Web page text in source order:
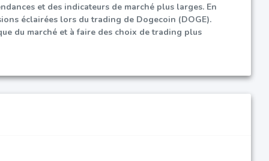
et des indicateurs de marché plus larges. En
éclairées lors du trading de Dogecoin (DOGE).
du marché et à faire des choix de trading plus